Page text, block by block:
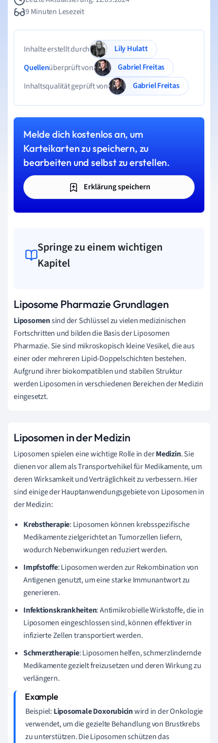
9 Minuten Lesezeit
Inhalte erstellt durch
Lily Hulatt
Quellenüberprüft von
Gabriel Freitas
Inhaltsqualität geprüft von
Gabriel Freitas
Melde dich kostenlos an, um
Karteikarten zu speichern, zu
bearbeiten und selbst zu erstellen.
Erklärung speichern
Springe zu einem wichtigen
Kapitel
Liposome Pharmazie Grundlagen
Liposomensind der Schlüssel zu vielen medizinischen
Fortschritten und bilden die Basis der Liposomen
Pharmazie. Sie sind mikroskopisch kleine Vesikel, die aus
einer oder mehreren Lipid-Doppelschichten bestehen.
Aufgrund ihrer biokompatiblen und stabilen Struktur
werden Liposomen in verschiedenen Bereichen der Medizin
eingesetzt.
Liposomen in der Medizin
Liposomen spielen eine wichtige Rolle in derMedizin. Sie
dienen vor allem als Transportvehikel für Medikamente, um
deren Wirksamkeit und Verträglichkeit zu verbessern. Hier
sind einige der Hauptanwendungsgebiete von Liposomen in
der Medizin:
Krebstherapie: Liposomen können krebsspezifische
Medikamente zielgerichtet an Tumorzellen liefern,
wodurch Nebenwirkungen reduziert werden.
Impfstoffe: Liposomen werden zur Rekombination von
Antigenen genutzt, um eine starke Immunantwort zu
generieren.
Infektionskrankheiten: Antimikrobielle Wirkstoffe, die in
Liposomen eingeschlossen sind, können effektiver in
infizierte Zellen transportiert werden.
Schmerztherapie: Liposomen helfen, schmerzlindernde
Medikamente gezielt freizusetzen und deren Wirkung zu
verlängern.
Beispiel: Liposomale Doxorubicinwird in der Onkologie
verwendet, um die gezielte Behandlung von Brustkrebs
zu unterstützen. Die Liposomen schützen das